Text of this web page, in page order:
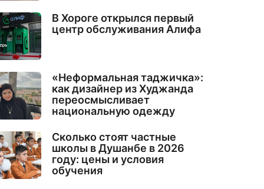
В Хороге открылся первый
центр обслуживания Алифа
«Неформальная таджичка»:
как дизайнер из Худжанда
переосмысливает
национальную одежду
Сколько стоят частные
школы в Душанбе в 2026
году: цены и условия
обучения